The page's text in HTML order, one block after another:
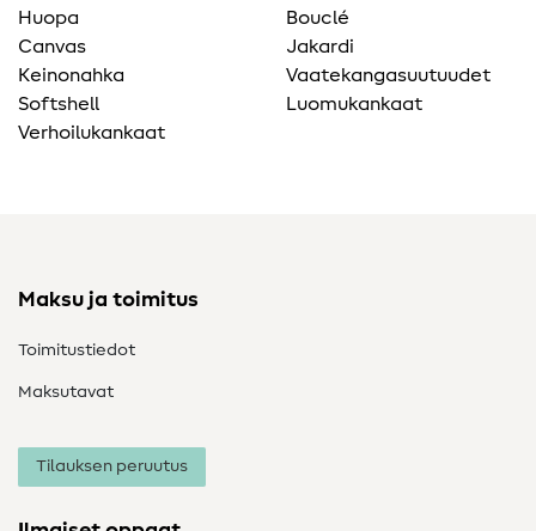
Huopa
Canvas
Keinonahka
Softshell
Verhoilukankaat
Bouclé
Jakardi
Vaatekangasuutuudet
Luomukankaat
Maksu ja toimitus
Toimitustiedot
Maksutavat
Tilauksen peruutus